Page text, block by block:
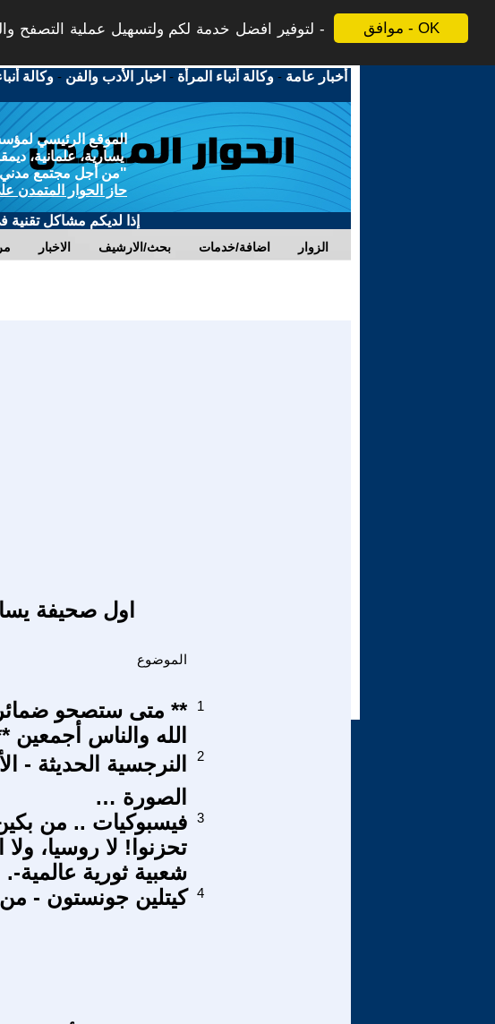
موافق - OK
لتوفير افضل خدمة لكم ولتسهيل عملية التصفح
أخبار عامة -وكالة أنباء المرأة - اخبار الأدب والفن -وكالة
الموقع الرئيسي
يسارية، علمانية،
"من أجل مجتمع مدني
حاز الحوار المتمدن
إذا لديكم مشاكل تقنية
الاخبار بحث/الارشيف اضافة/خدمات الزوار
اول صحيفة
الموضوع
** متى ستصحو
الله والناس أجمعين
1
النرجسية الحديثة -
الصورة …
2
فيسبوكيات .. من
تحزنوا! لا روسيا،
شعبية ثورية عالمية-.
3
كيتلين جونستون - 4